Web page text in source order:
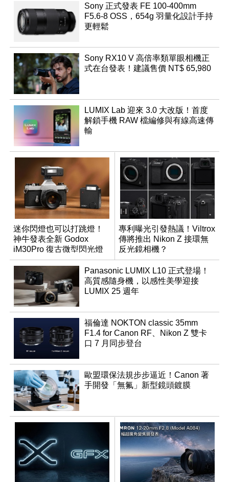
Sony 正式發表 FE 100-400mm
F5.6-8 OSS，654g 羽量化設計手持
更輕鬆
Sony RX10 V 高倍率類單眼相機正
式在台發表！建議售價 NT$ 65,980
LUMIX Lab 迎來 3.0 大改版！首度
解鎖手機 RAW 檔編修與有線高速傳
輸
迷你閃燈也可以打跳燈！
神牛發表全新 Godox
iM30Pro 復古微型閃光燈
專利曝光引發熱議！Viltrox
傳將推出 Nikon Z 接環無
反光鏡相機？
Panasonic LUMIX L10 正式登場！
高質感隨身機，以感性美學迎接
LUMIX 25 週年
福倫達 NOKTON classic 35mm
F1.4 for Canon RF、Nikon Z 雙卡
口 7 月同步登台
歐盟環保法規步步逼近！Canon 著
手開發「無氟」新型鏡頭鍍膜